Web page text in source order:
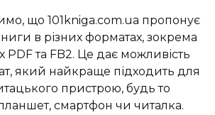
що 101kniga.com.ua пропонує
в різних форматах, зокрема
PDF та FB2. Це дає можливість
який найкраще підходить для
пристрою, будь то
смартфон чи читалка.